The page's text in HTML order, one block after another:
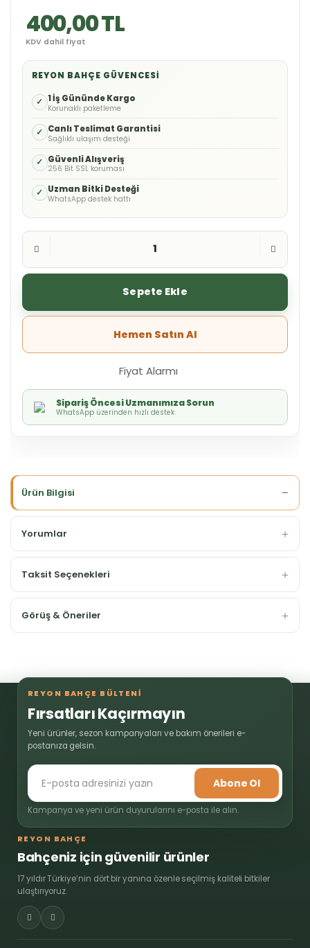
400,00 TL
KDV dahil fiyat
REYON BAHÇE GÜVENCESI
✓ 1 İş Gününde Kargo
Korunaklı paketleme
✓ Canlı Teslimat Garantisi
Sağlıklı ulaşım desteği
✓ Güvenli Alışveriş
256 Bit SSL koruması
✓ Uzman Bitki Desteği
WhatsApp destek hattı
Sepete Ekle
Hemen Satın Al
Fiyat Alarmı
Sipariş Öncesi Uzmanımıza Sorun
WhatsApp üzerinden hızlı destek
Ürün Bilgisi
Yorumlar
Taksit Seçenekleri
Görüş & Öneriler
REYON BAHÇE BÜLTENİ
Fırsatları Kaçırmayın
Yeni ürünler, sezon kampanyaları ve bakım önerileri e-
postanıza gelsin.
Abone Ol
Kampanya ve yeni ürün duyurularını e-posta ile alın.
REYON BAHÇE
Bahçeniz için güvenilir ürünler
17 yıldır Türkiye’nin dört bir yanına özenle seçilmiş kaliteli bitkiler
ulaştırıyoruz.